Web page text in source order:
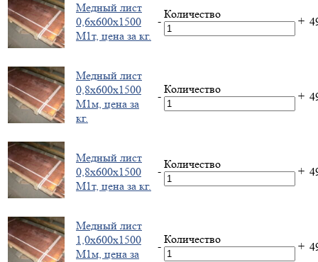
Медный лист
0,6х600х1500
М1т, цена за кг.
-
Количество
+
Медный лист
0,8х600х1500
М1м, цена за
кг.
-
Количество
+
Медный лист
0,8х600х1500
М1т, цена за кг.
-
Количество
+
Медный лист
1,0х600х1500
М1м, цена за
-
Количество
+